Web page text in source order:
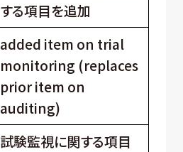
する項目を追加
added item on trial
monitoring (replaces
prior item on
auditing)
試験監視に関する項目